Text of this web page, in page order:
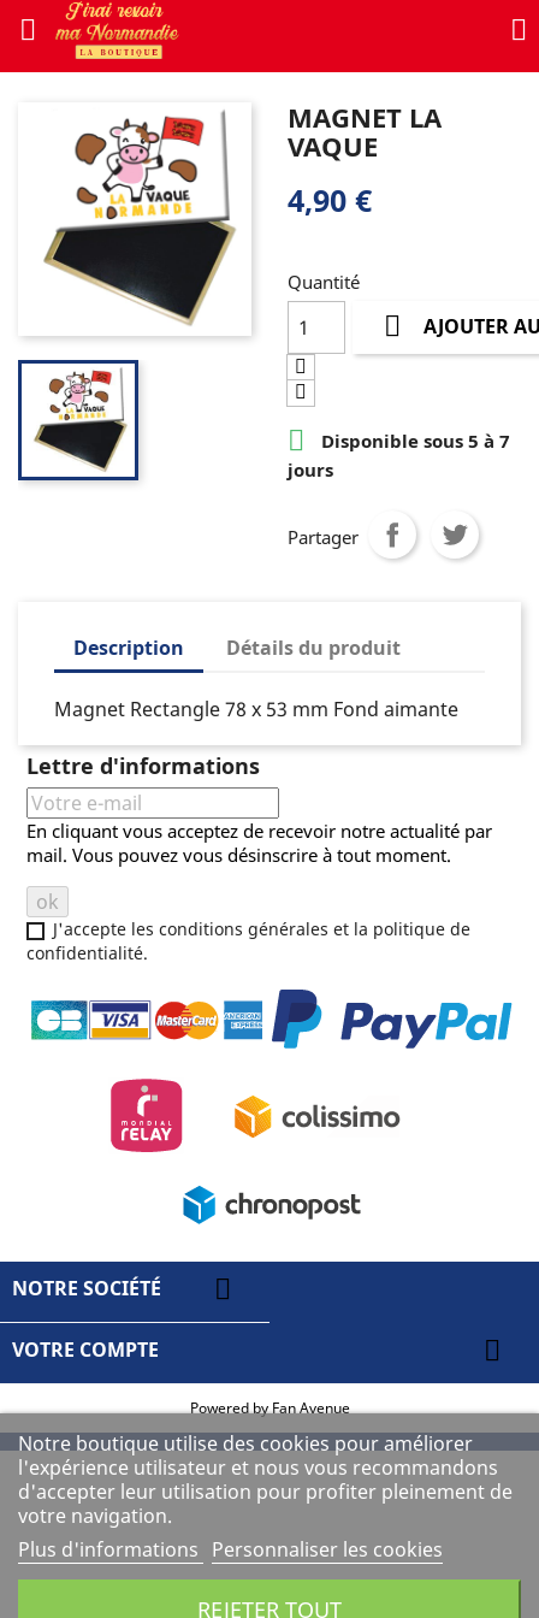
 
MAGNET LA
VAQUE
4,90 €
Quantité
 AJOUTER

Disponible sous 5 à 7
jours
Partager
Description Détails du produit
Magnet Rectangle 78 x 53 mm Fond aimante
Lettre d'informations
En cliquant vous acceptez de recevoir notre actualité par
mail. Vous pouvez vous désinscrire à tout moment.
J'accepte les conditions générales et la politique de
confidentialité.
NOTRE SOCIÉTÉ 
VOTRE COMPTE 
Notre boutique utilise des cookies pour améliorer
l'expérience utilisateur et nous vous recommandons
d'accepter leur utilisation pour profiter pleinement de
votre navigation.
Plus d'informations Personnaliser les cookies
REJETER TOUT
Powered byFan Avenue